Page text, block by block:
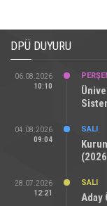
DPÜ DUYURU
06.08.2026
10:10
04.08.2026
09:04
SALI
28.07.2026
12:21
SALI
Aday